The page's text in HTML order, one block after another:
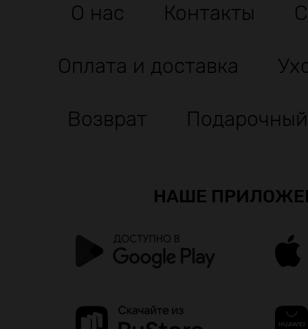
О нас Контакты
Оплата и доставка
Возврат
НАШЕ